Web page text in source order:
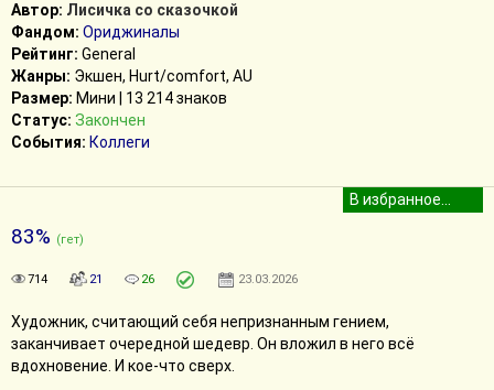
Автор: Лисичка со сказочкой
Фандом: Ориджиналы
Рейтинг: General
Жанры: Экшен, Hurt/comfort, AU
Размер: Мини | 13 214 знаков
Статус: Закончен
События: Коллеги
83% (гет)
714 21 26 23.03.2026
Художник, считающий себя непризнанным гением,
заканчивает очередной шедевр. Он вложил в него всё
вдохновение. И кое-что сверх.